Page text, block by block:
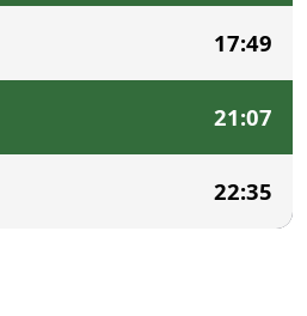
17:49
21:07
22:35